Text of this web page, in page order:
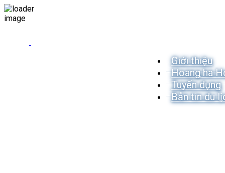
Giới thiệu
Hoang ha
Tuyển dụng
Bản tin du